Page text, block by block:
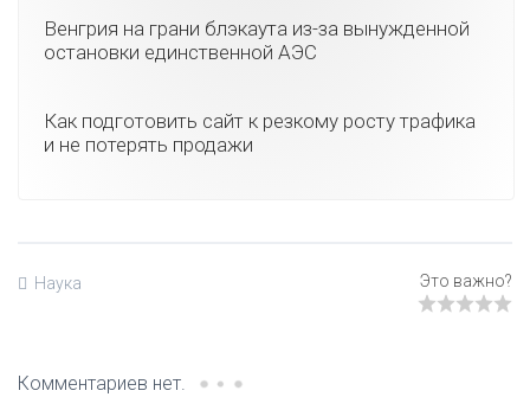
Венгрия на грани блэкаута из-за вынужденной
остановки единственной АЭС
Как подготовить сайт к резкому росту трафика
и не потерять продажи
Наука
Комментариев нет.